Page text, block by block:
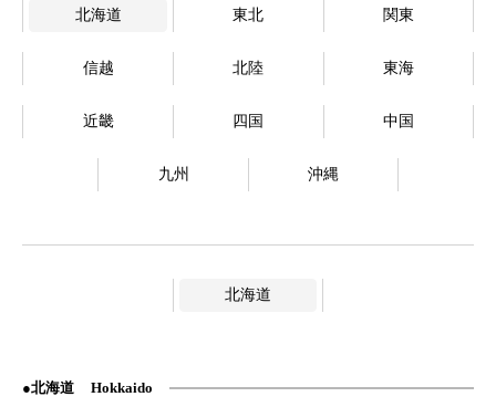
北海道 東北 関東
信越 北陸 東海
近畿 四国 中国
九州 沖縄
北海道
北海道 Hokkaido